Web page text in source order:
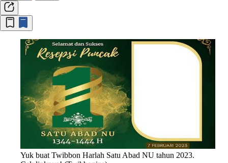
Yuk buat Twibbon Harlah Satu Abad NU tahun 2023.